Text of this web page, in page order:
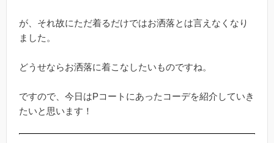
が、それ故にただ着るだけではお洒落とは言えなくなり
ました。
どうせならお洒落に着こなしたいものですね。
ですので、今日はPコートにあったコーデを紹介していき
たいと思います！